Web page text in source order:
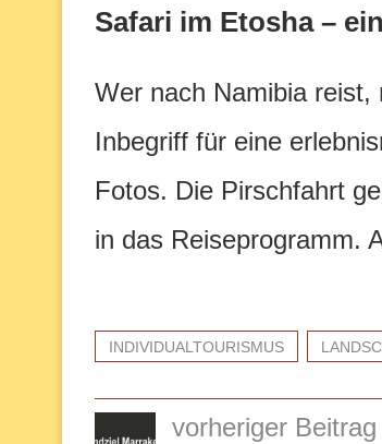
Safari im Etosha –
Wer nach Namibia
Inbegriff für eine
Fotos. Die Pirschfahrt
in das Reiseprogramm.
INDIVIDUALTOURISMUS
vorheriger Beitrag